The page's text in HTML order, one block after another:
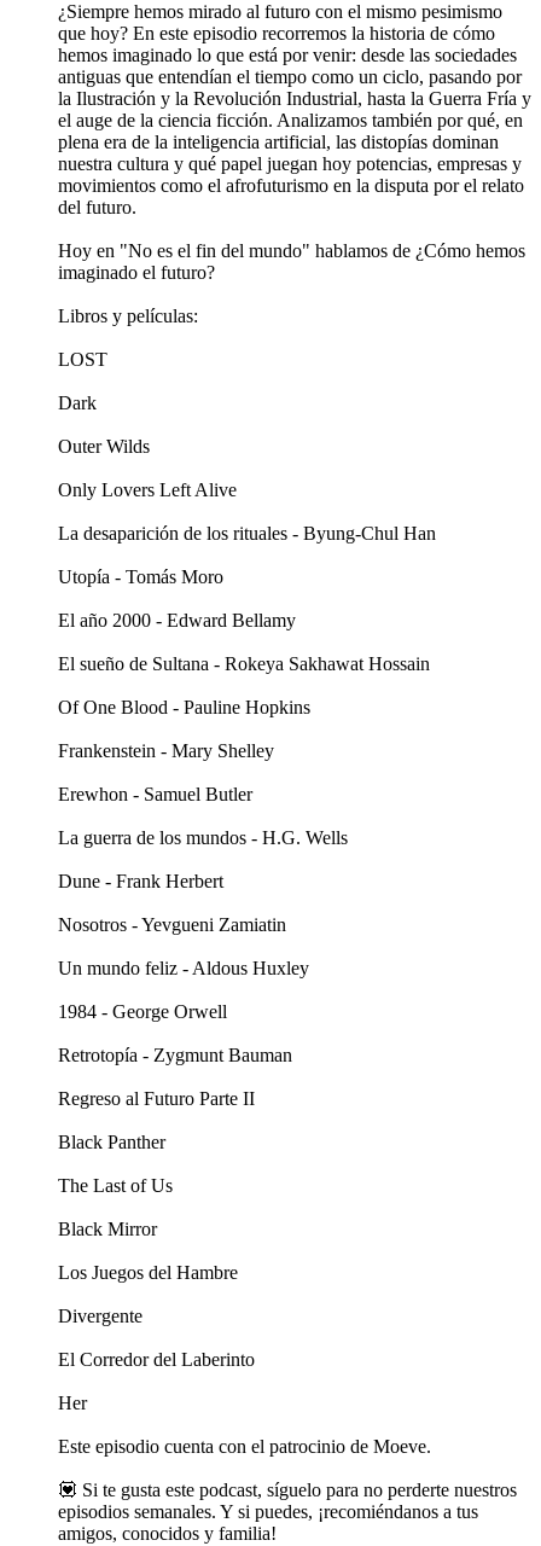
¿Siempre hemos mirado al futuro con el mismo pesimismo
que hoy? En este episodio recorremos la historia de cómo
hemos imaginado lo que está por venir: desde las sociedades
antiguas que entendían el tiempo como un ciclo, pasando por
la Ilustración y la Revolución Industrial, hasta la Guerra Fría y
el auge de la ciencia ficción. Analizamos también por qué, en
plena era de la inteligencia artificial, las distopías dominan
nuestra cultura y qué papel juegan hoy potencias, empresas y
movimientos como el afrofuturismo en la disputa por el relato
del futuro.
Hoy en "No es el fin del mundo" hablamos de ¿Cómo hemos
imaginado el futuro?
Libros y películas:
LOST
Dark
Outer Wilds
Only Lovers Left Alive
La desaparición de los rituales - Byung-Chul Han
Utopía - Tomás Moro
El año 2000 - Edward Bellamy
El sueño de Sultana - Rokeya Sakhawat Hossain
Of One Blood - Pauline Hopkins
Frankenstein - Mary Shelley
Erewhon - Samuel Butler
La guerra de los mundos - H.G. Wells
Dune - Frank Herbert
Nosotros - Yevgueni Zamiatin
Un mundo feliz - Aldous Huxley
1984 - George Orwell
Retrotopía - Zygmunt Bauman
Regreso al Futuro Parte II
Black Panther
The Last of Us
Black Mirror
Los Juegos del Hambre
Divergente
El Corredor del Laberinto
Her
Este episodio cuenta con el patrocinio de Moeve.
💟 Si te gusta este podcast, síguelo para no perderte nuestros
episodios semanales. Y si puedes, ¡recomiéndanos a tus
amigos, conocidos y familia!